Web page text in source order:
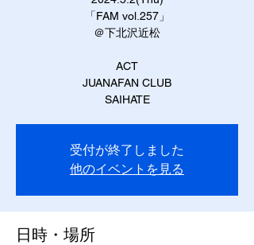
「FAM vol.257」
＠下北沢近松
ACT
JUANAFAN CLUB
SAIHATE
受付が終了しました
他のイベントを見る
日時・場所